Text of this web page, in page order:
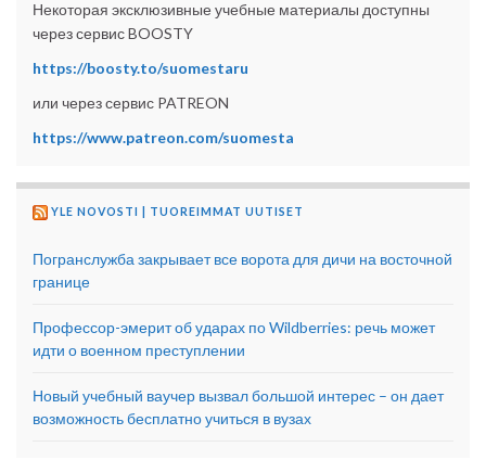
Некоторая эксклюзивные учебные материалы доступны
через сервис BOOSTY
https://boosty.to/suomestaru
или через сервис PATREON
https://www.patreon.com/suomesta
YLE NOVOSTI | TUOREIMMAT UUTISET
Погранслужба закрывает все ворота для дичи на восточной
границе
Профессор-эмерит об ударах по Wildberries: речь может
идти о военном преступлении
Новый учебный ваучер вызвал большой интерес – он дает
возможность бесплатно учиться в вузах